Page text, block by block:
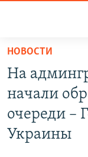
Вернуться
основному
содержанию
главной
СПЕЦПРОЕКТЫ
ИСТОРИЯ
НОВОСТИ
На
начали
очереди –
Украины